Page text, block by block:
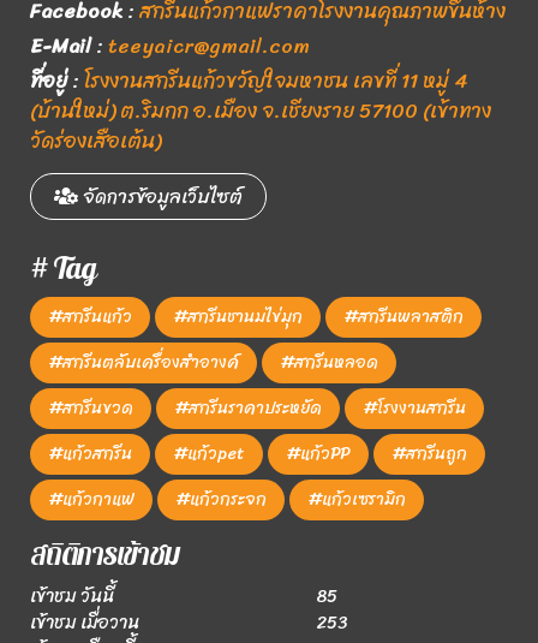
Facebook:สกรีนแก้วกาแฟราคาโรงงานคุณภาพขึ้นห้าง
E-Mail:teeyaicr@gmail.com
ที่อยู่:โรงงานสกรีนแก้วขวัญใจมหาชน เลขที่ 11 หมู่ 4
(บ้านใหม่) ต.ริมกก อ.เมือง จ.เชียงราย 57100 (เข้าทาง
วัดร่องเสือเต้น)
จัดการข้อมูลเว็บไซต์
# Tag
#สกรีนแก้ว #สกรีนชานมไข่มุก
#สกรีนพลาสติก
#สกรีนตลับเครื่องสำอางค์
#สกรีนหลอด
#สกรีนขวด
#สกรีนราคาประหยัด
#โรงงานสกรีน
#แก้วสกรีน
#แก้วpet #แก้วPP
#สกรีนถูก
#แก้วกาแฟ
#แก้วกระจก #แก้วเซรามิก
สถิติการเข้าชม
เข้าชม วันนี้
85
เข้าชม เมื่อวาน
253